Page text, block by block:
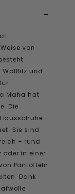
von
Wollfilz und
Maha hat
Die
Sie sind
– rund
in einer
Pantoffeln
Dank